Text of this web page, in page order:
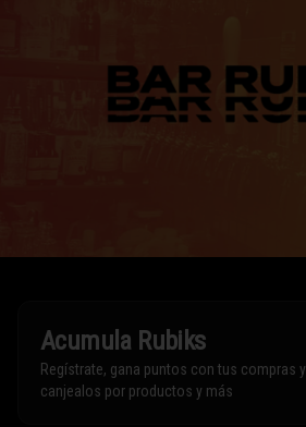
Acumula Rubiks
Regístrate, gana puntos con tus compras y
canjealos por productos y más